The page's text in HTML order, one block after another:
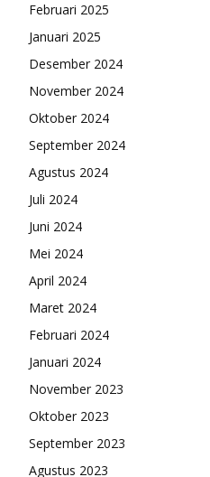
Februari 2025
Januari 2025
Desember 2024
November 2024
Oktober 2024
September 2024
Agustus 2024
Juli 2024
Juni 2024
Mei 2024
April 2024
Maret 2024
Februari 2024
Januari 2024
November 2023
Oktober 2023
September 2023
Agustus 2023